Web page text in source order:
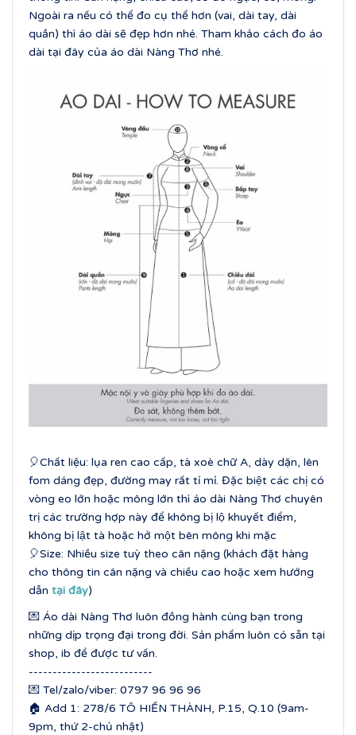
Ngoài ra nếu có thể đo cụ thể hơn (vai, dài tay, dài
quần) thì áo dài sẽ đẹp hơn nhé. Tham khảo cách đo áo
dài tại đây của áo dài Nàng Thơ nhé.
🎈Chất liệu: lụa ren cao cấp, tà xoè chữ A, dày dặn, lên
fom dáng đẹp, đường may rất tỉ mỉ. Đặc biệt các chị có
vòng eo lớn hoặc mông lớn thì áo dài Nàng Thơ chuyên
trị các trường hợp này để không bị lộ khuyết điểm,
không bị lật tà hoặc hở một bên mông khi mặc
🎈Size: Nhiều size tuỳ theo cân nặng (khách đặt hàng
cho thông tin cân nặng và chiều cao hoặc xem hướng
dẫn tại đây)
💌 Áo dài Nàng Thơ luôn đồng hành cùng bạn trong
những dịp trọng đại trong đời. Sản phẩm luôn có sẵn tại
shop, ib để được tư vấn.
--------------------------
💌 Tel/zalo/viber: 0797 96 96 96
🏠 Add 1: 278/6 TÔ HIẾN THÀNH, P.15, Q.10 (9am-
9pm, thứ 2-chủ nhật)